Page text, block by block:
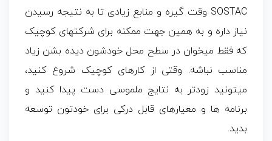
SOSTAC وقت گیره و منابع زیادی تا به نتیجه رسیدن
نیاز داره و به همین جهت ممکنه برای شرکتهای کوچیک
که فقط میخوان در سطح محل خودشون دیده بشن زیاد
مناسب نباشه. وقتی از کارهای کوچیک شروع کنید،
میتونید زودتر به نتایج ملموسی دست پیدا کنید و
برنامه ها و معیارهای قابل درکی برای خودتون توسعه
بدید.